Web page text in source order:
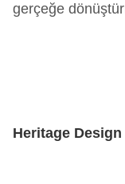
gerçeğe
Heritage